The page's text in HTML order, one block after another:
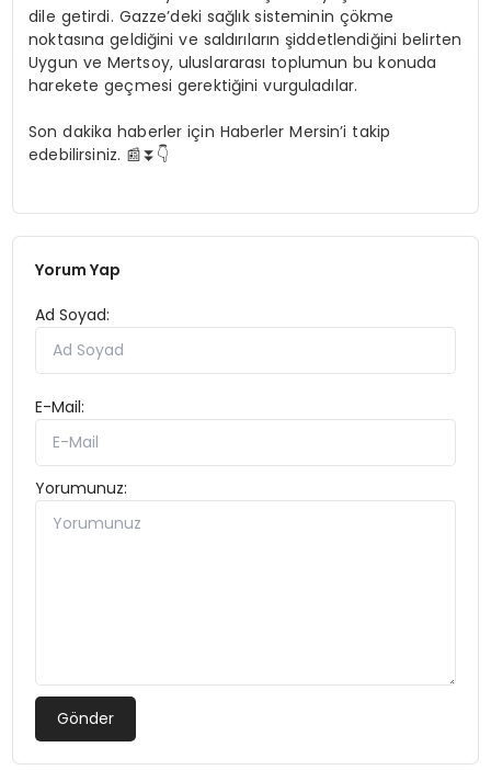
dile getirdi. Gazze’deki sağlık sisteminin çökme
noktasına geldiğini ve saldırıların şiddetlendiğini belirten
Uygun ve Mertsoy, uluslararası toplumun bu konuda
harekete geçmesi gerektiğini vurguladılar.
Son dakika haberler için Haberler Mersin’i takip
edebilirsiniz. 📰⏬👇
Yorum Yap
Ad Soyad:
E-Mail:
Yorumunuz:
Gönder